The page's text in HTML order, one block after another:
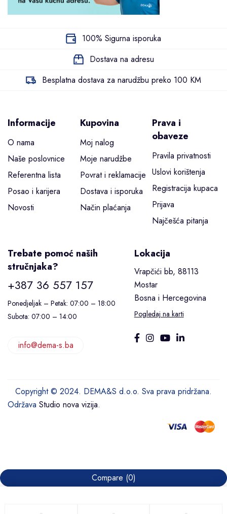
100% Sigurna isporuka
Dostava na adresu
Besplatna dostava za narudžbu preko 100 KM
Informacije
O nama
Naše poslovnice
Referentna lista
Posao i karijera
Novosti
Kupovina
Moj nalog
Moje narudžbe
Povrat i reklamacije
Dostava i isporuka
Način plaćanja
Prava i
obaveze
Pravila privatnosti
Uslovi korištenja
Registracija kupaca
Prijava
Najčešća pitanja
Trebate pomoć naših
stručnjaka?
+387 36 557 157
Ponedjeljak – Petak: 07:00 – 18:00
Subota: 07:00 – 14:00
info@dema-s.ba
Lokacija
Vrapčići bb, 88113
Mostar
Bosna i Hercegovina
Pogledaj na karti
Copyright © 2024. DEMA&S d.o.o. Sva prava pridržana.
Održava Studio nova vizija.
Compare (0)